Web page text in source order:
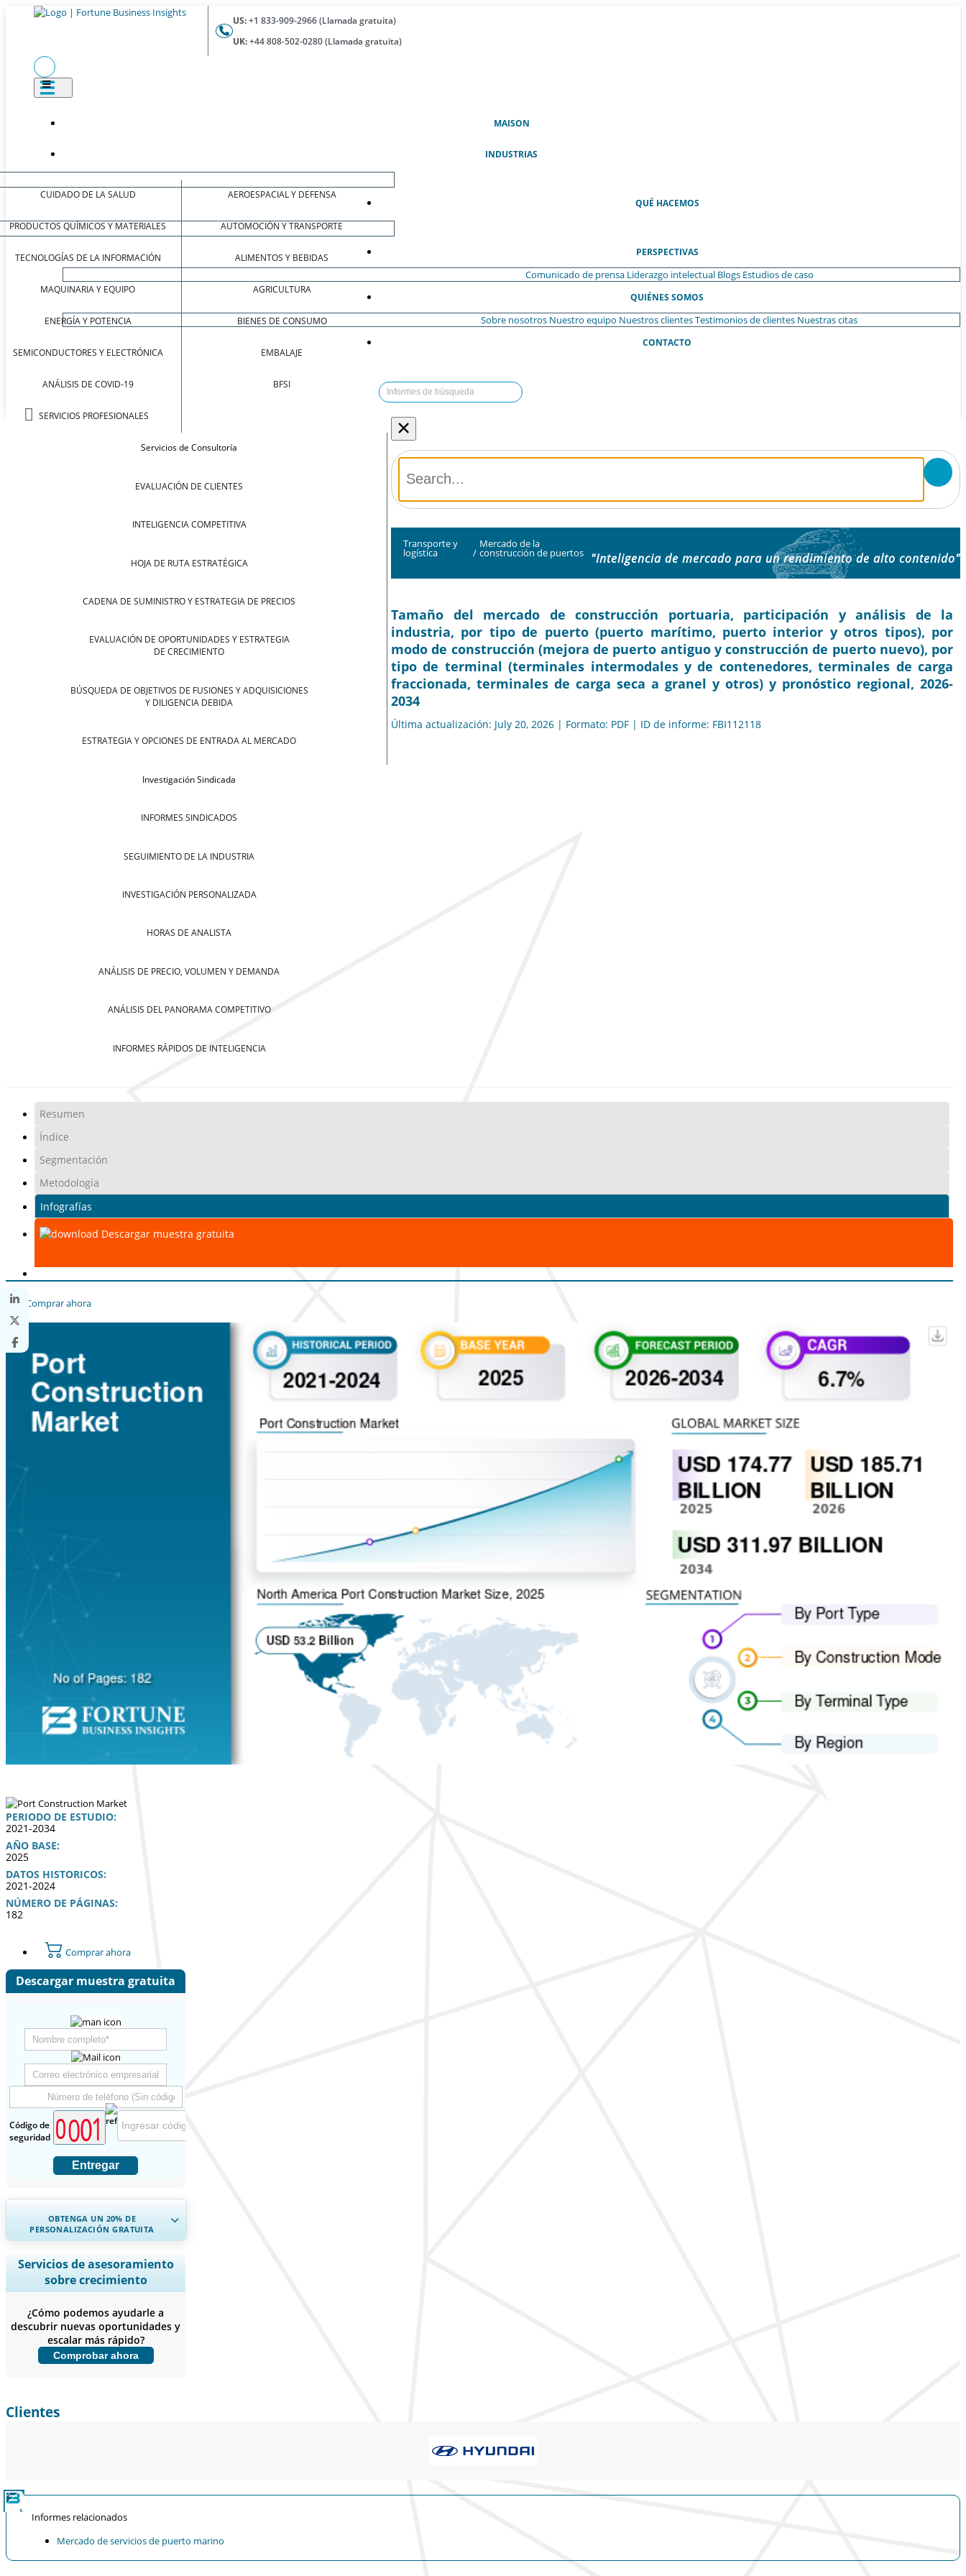
US:+1 833-909-2966 (Llamada gratuita)
UK:+44 808-502-0280 (Llamada gratuita)
MAISON(ACTUAL)
INDUSTRIAS
CUIDADO DE LA SALUD
PRODUCTOS QUÍMICOS Y MATERIALES
TECNOLOGÍAS DE LA INFORMACIÓN
MAQUINARIA Y EQUIPO
ENERGÍA Y POTENCIA
SEMICONDUCTORES Y ELECTRÓNICA
ANÁLISIS DE COVID-19
SERVICIOS PROFESIONALES
AEROESPACIAL Y DEFENSA
AUTOMOCIÓN Y TRANSPORTE
ALIMENTOS Y BEBIDAS
AGRICULTURA
BIENES DE CONSUMO
EMBALAJE
BFSI
QUÉ HACEMOS
Servicios de Consultoría
EVALUACIÓN DE CLIENTES
INTELIGENCIA COMPETITIVA
HOJA DE RUTA ESTRATÉGICA
CADENA DE SUMINISTRO Y ESTRATEGIA DE PRECIOS
EVALUACIÓN DE OPORTUNIDADES Y ESTRATEGIA
DE CRECIMIENTO
BÚSQUEDA DE OBJETIVOS DE FUSIONES Y ADQUISICIONES
Y DILIGENCIA DEBIDA
ESTRATEGIA Y OPCIONES DE ENTRADA AL MERCADO
Investigación Sindicada
INFORMES SINDICADOS
SEGUIMIENTO DE LA INDUSTRIA
INVESTIGACIÓN PERSONALIZADA
HORAS DE ANALISTA
ANÁLISIS DE PRECIO, VOLUMEN Y DEMANDA
ANÁLISIS DEL PANORAMA COMPETITIVO
INFORMES RÁPIDOS DE INTELIGENCIA
PERSPECTIVAS
Comunicado de prensa Liderazgo intelectual Blogs Estudios de caso
QUIÉNES SOMOS
Sobre nosotros Nuestro equipo Nuestros clientesTestimonios de clientes Nuestras citas
CONTACTO
×
Transporte y
logística /
Mercado de la
construcción de puertos "Inteligencia de mercado para un rendimiento de alto contenido"
Tamaño del mercado de construcción portuaria, participación y análisis de la
industria, por tipo de puerto (puerto marítimo, puerto interior y otros tipos), por
modo de construcción (mejora de puerto antiguo y construcción de puerto nuevo), por
tipo de terminal (terminales intermodales y de contenedores, terminales de carga
fraccionada, terminales de carga seca a granel y otros) y pronóstico regional, 2026-
2034
Última actualización: July 20, 2026 | Formato: PDF | ID de informe: FBI112118
Resumen
Índice
Segmentación
Metodología
Infografías
Descargar muestra gratuita
Comprar ahora
PERIODO DE ESTUDIO:
2021-2034
AÑO BASE:
2025
DATOS HISTORICOS:
2021-2024
NÚMERO DE PÁGINAS:
182
Comprar ahora
Descargar muestra gratuita
Código de
seguridad
Entregar
OBTENGA UN 20% DE
PERSONALIZACIÓN GRATUITA
Ampliar la cobertura regional y por
país, Análisis de segmentos, Perfiles
de empresas, Benchmarking
usuario final.
Personalizar ahora
Servicios de asesoramiento
sobre crecimiento
¿Cómo podemos ayudarle a
descubrir nuevas oportunidades y
escalar más rápido?
Comprobar ahora
Clientes
Informes relacionados
Mercado de servicios de puerto marino